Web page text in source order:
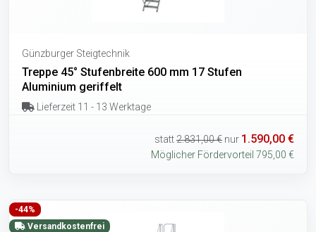
Günzburger Steigtechnik
Treppe 45° Stufenbreite 600 mm 17 Stufen
Aluminium geriffelt
Lieferzeit 11 - 13 Werktage
statt2.831,00 € nur 1.590,00 €
Möglicher Fördervorteil 795,00 €
-44%
Versandkostenfrei